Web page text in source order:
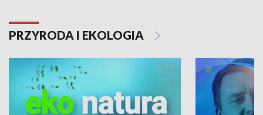
PRZYRODA I EKOLOGIA